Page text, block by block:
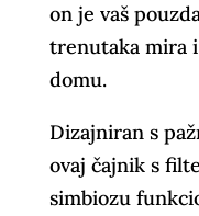
on je vaš
trenutaka mira
domu.
Dizajniran s
ovaj čajnik s
simbiozu